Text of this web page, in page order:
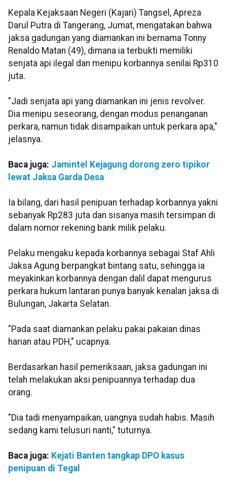
Kepala Kejaksaan Negeri (Kajari) Tangsel, Apreza
Darul Putra di Tangerang, Jumat, mengatakan bahwa
jaksa gadungan yang diamankan ini bernama Tonny
Renaldo Matan (49), dimana ia terbukti memiliki
senjata api ilegal dan menipu korbannya senilai Rp310
juta.
"Jadi senjata api yang diamankan ini jenis revolver.
Dia menipu seseorang, dengan modus penanganan
perkara, namun tidak disampaikan untuk perkara apa,"
jelasnya.
Baca juga: Jamintel Kejagung dorong zero tipikor
lewat Jaksa Garda Desa
Ia bilang, dari hasil penipuan terhadap korbannya yakni
sebanyak Rp283 juta dan sisanya masih tersimpan di
dalam nomor rekening bank milik pelaku.
Pelaku mengaku kepada korbannya sebagai Staf Ahli
Jaksa Agung berpangkat bintang satu, sehingga ia
meyakinkan korbannya dengan dalil dapat mengurus
perkara hukum lantaran punya banyak kenalan jaksa di
Bulungan, Jakarta Selatan.
"Pada saat diamankan pelaku pakai pakaian dinas
harian atau PDH," ucapnya.
Berdasarkan hasil pemeriksaan, jaksa gadungan ini
telah melakukan aksi penipuannya terhadap dua
orang.
"Dia tadi menyampaikan, uangnya sudah habis. Masih
sedang kami telusuri nanti," tuturnya.
Baca juga: Kejati Banten tangkap DPO kasus
penipuan di Tegal